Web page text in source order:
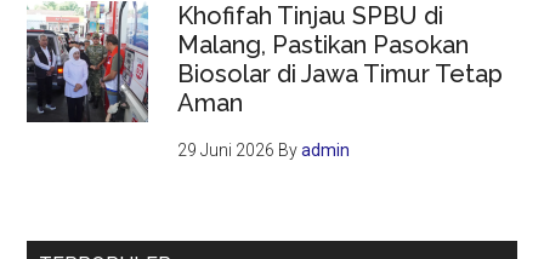
Khofifah Tinjau SPBU di
Malang, Pastikan Pasokan
Biosolar di Jawa Timur Tetap
Aman
29 Juni 2026 Byadmin